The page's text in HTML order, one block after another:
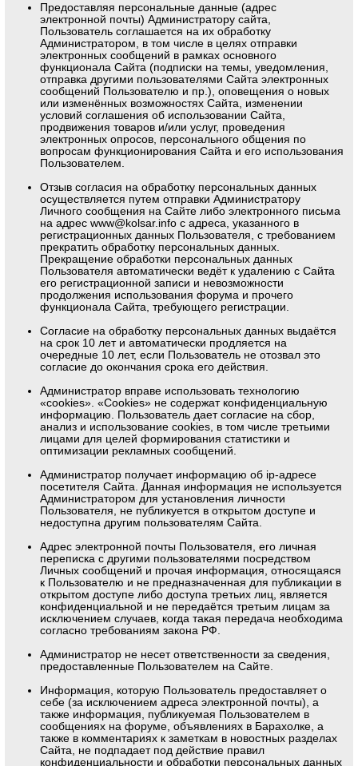
Предоставляя персональные данные (адрес
электронной почты) Администратору сайта,
Пользователь соглашается на их обработку
Администратором, в том числе в целях отправки
электронных сообщений в рамках основного
функционала Сайта (подписки на темы, уведомления,
отправка другими пользователями Сайта электронных
сообщений Пользователю и пр.), оповещения о новых
или изменённых возможностях Сайта, изменении
условий соглашения об использовании Сайта,
продвижения товаров и/или услуг, проведения
электронных опросов, персонального общения по
вопросам функционирования Сайта и его использования
Пользователем.
Отзыв согласия на обработку персональных данных
осуществляется путем отправки Администратору
Личного сообщения на Сайте либо электронного письма
на адресwww@kolsar.info с адреса, указанного в
регистрационных данных Пользователя, с требованием
прекратить обработку персональных данных.
Прекращение обработки персональных данных
Пользователя автоматически ведёт к удалению с Сайта
его регистрационной записи и невозможности
продолжения использования форума и прочего
функционала Сайта, требующего регистрации.
Согласие на обработку персональных данных выдаётся
на срок 10 лет и автоматически продляется на
очередные 10 лет, если Пользователь не отозвал это
согласие до окончания срока его действия.
Администратор вправе использовать технологию
«cookies». «Cookies» не содержат конфиденциальную
информацию. Пользователь дает согласие на сбор,
анализ и использование cookies, в том числе третьими
лицами для целей формирования статистики и
оптимизации рекламных сообщений.
Администратор получает информацию об ip-адресе
посетителя Сайта. Данная информация не используется
Администратором для установления личности
Пользователя, не публикуется в открытом доступе и
недоступна другим пользователям Сайта.
Адрес электронной почты Пользователя, его личная
переписка с другими пользователями посредством
Личных сообщений и прочая информация, относящаяся
к Пользователю и не предназначенная для публикации в
открытом доступе либо доступа третьих лиц, является
конфиденциальной и не передаётся третьим лицам за
исключением случаев, когда такая передача необходима
согласно требованиям закона РФ.
Администратор не несет ответственности за сведения,
предоставленные Пользователем на Сайте.
Информация, которую Пользователь предоставляет о
себе (за исключением адреса электронной почты), а
также информация, публикуемая Пользователем в
сообщениях на форуме, объявлениях в Барахолке, а
также в комментариях к заметкам в новостных разделах
Сайта, не подпадает под действие правил
конфиденциальности и обработки персональных данных